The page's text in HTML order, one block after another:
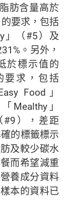
肪含量高於
要求，包括
」（#5）及
。另外，
於標示值的
要求，包括
Food」
Mealthy」
#9），差距
的標籤標示
及較少碳水
而希望減重
養成分資料
本的資料已